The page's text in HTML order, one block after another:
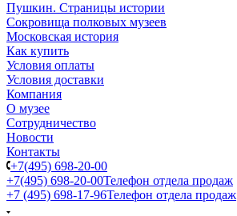
Пушкин. Страницы истории
Сокровища полковых музеев
Московская история
Как купить
Условия оплаты
Условия доставки
Компания
О музее
Сотрудничество
Новости
Контакты
+7(495) 698-20-00
+7(495) 698-20-00Телефон отдела продаж
+7 (495) 698-17-96Телефон отдела продаж